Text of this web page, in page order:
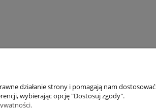
Płatności i
działanie strony i pomagają nam
wybierając opcję "Dostosuj zgody".